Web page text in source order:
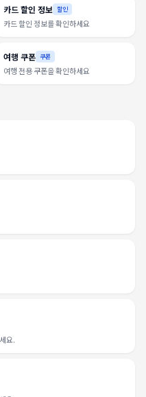
카드 할인 정보 할인
카드 할인 정보를 확인하세요
여행 쿠폰 쿠폰
여행 전용 쿠폰을 확인하세요
요.